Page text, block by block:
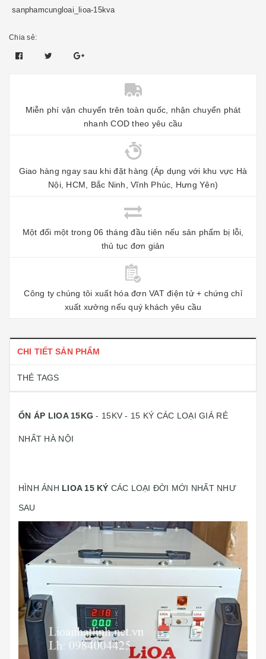
sanphamcungloai_lioa-15kva
Chia sẻ:
Miễn phí vận chuyển trên toàn quốc, nhận chuyển phát
nhanh COD theo yêu cầu
Giao hàng ngay sau khi đặt hàng (Áp dụng với khu vực Hà
Nội, HCM, Bắc Ninh, Vĩnh Phúc, Hưng Yên)
Một đổi một trong 06 tháng đầu tiên nếu sản phẩm bị lỗi,
thủ tục đơn giản
Công ty chúng tôi xuất hóa đơn VAT điện tử + chứng chỉ
xuất xưởng nếu quý khách yêu cầu
CHI TIẾT SẢN PHẨM
THẺ TAGS
ỔN ÁP LIOA 15KG - 15KV - 15 KÝ CÁC LOẠI GIÁ RẺ
NHẤT HÀ NỘI
HÌNH ẢNH LIOA 15 KÝ CÁC LOẠI ĐỜI MỚI NHẤT NHƯ
SAU